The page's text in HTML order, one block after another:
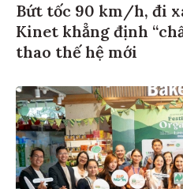
Bứt tốc 90 km/h, đi
Kinet khẳng định
thao thế hệ mới